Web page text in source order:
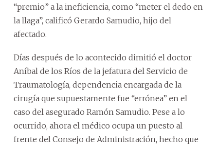
“premio” a la ineficiencia, como “meter el dedo en
la llaga”, calificó Gerardo Samudio, hijo del
afectado.
Días después de lo acontecido dimitió el doctor
Aníbal de los Ríos de la jefatura del Servicio de
Traumatología, dependencia encargada de la
cirugía que supuestamente fue “errónea” en el
caso del asegurado Ramón Samudio. Pese a lo
ocurrido, ahora el médico ocupa un puesto al
frente del Consejo de Administración, hecho que